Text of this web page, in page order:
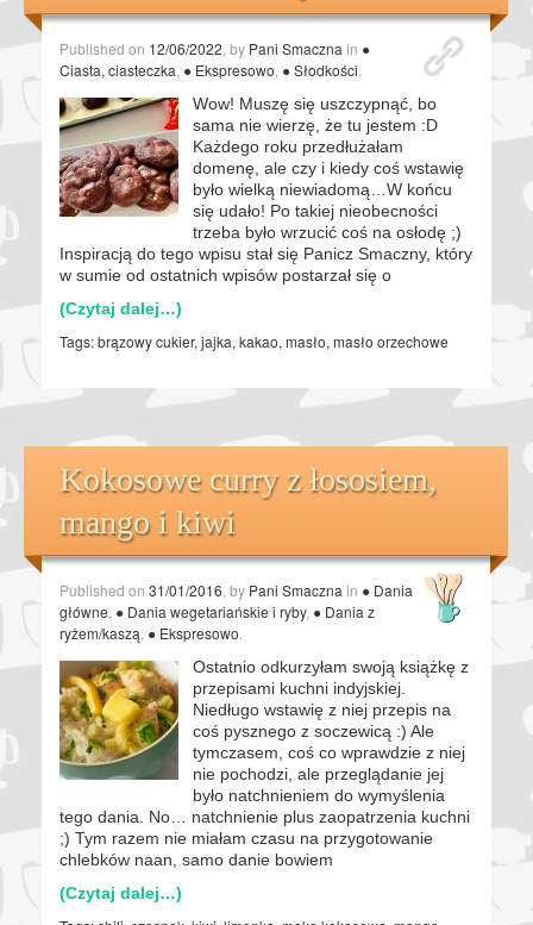
Published on 12/06/2022 , by Pani Smaczna in ●
Ciasta, ciasteczka ● Ekspresowo ● Słodkości
Wow! Muszę się uszczypnąć, bo
sama nie wierzę, że tu jestem :D
Każdego roku przedłużałam
domenę, ale czy i kiedy coś wstawię
było wielką niewiadomą…W końcu
się udało! Po takiej nieobecności
trzeba było wrzucić coś na osłodę ;)
Inspiracją do tego wpisu stał się Panicz Smaczny, który
w sumie od ostatnich wpisów postarzał się o
(Czytaj dalej…)
Tags:brązowy cukier, jajka, kakao, masło, masło orzechowe
Kokosowe curry z łososiem,
mango i kiwi
Published on 31/01/2016 , by Pani Smaczna in ● Dania
główne ● Dania wegetariańskie i ryby, ● Dania z
ryżem/kaszą ● Ekspresowo
Ostatnio odkurzyłam swoją książkę z
przepisami kuchni indyjskiej.
Niedługo wstawię z niej przepis na
coś pysznego z soczewicą :) Ale
tymczasem, coś co wprawdzie z niej
nie pochodzi, ale przeglądanie jej
było natchnieniem do wymyślenia
tego dania. No… natchnienie plus zaopatrzenia kuchni
;) Tym razem nie miałam czasu na przygotowanie
chlebków naan, samo danie bowiem
(Czytaj dalej…)